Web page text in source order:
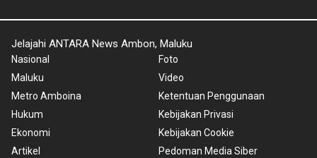
Jelajahi ANTARA News Ambon, Maluku
Nasional
Maluku
Metro Amboina
Hukum
Ekonomi
Artikel
Foto
Video
Ketentuan Penggunaan
Kebijakan Privasi
Kebijakan Cookie
Pedoman Media Siber